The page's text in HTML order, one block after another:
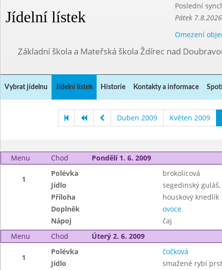
Jídelní lístek
Poslední
Pátek
Omezení
Základní škola a Mateřská škola Ždírec nad
Vybrat jídelnu Jídelní lístek Historie Kontakty a informace
Duben 2009 Květen 2009
Menu Chod Pondělí 1. 6. 2009
1
Polévka
brokolicová
Jídlo
segedinský guláš,
Příloha
houskový knedlík
Doplněk
ovoce
Nápoj
čaj
Menu
Chod Úterý 2. 6. 2009
1
Polévka
čočková
Jídlo
smažené rybí